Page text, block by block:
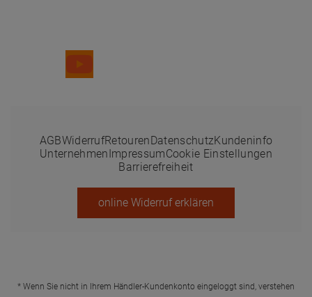
AGBWiderrufRetouren DatenschutzKundeninfo
Unternehmen ImpressumCookie Einstellungen
Barrierefreiheit
online Widerruf erklären
* Wenn Sie nicht in Ihrem Händler-Kundenkonto eingeloggt sind, verstehen